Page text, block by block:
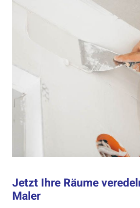
Jetzt Ihre Räume
Maler